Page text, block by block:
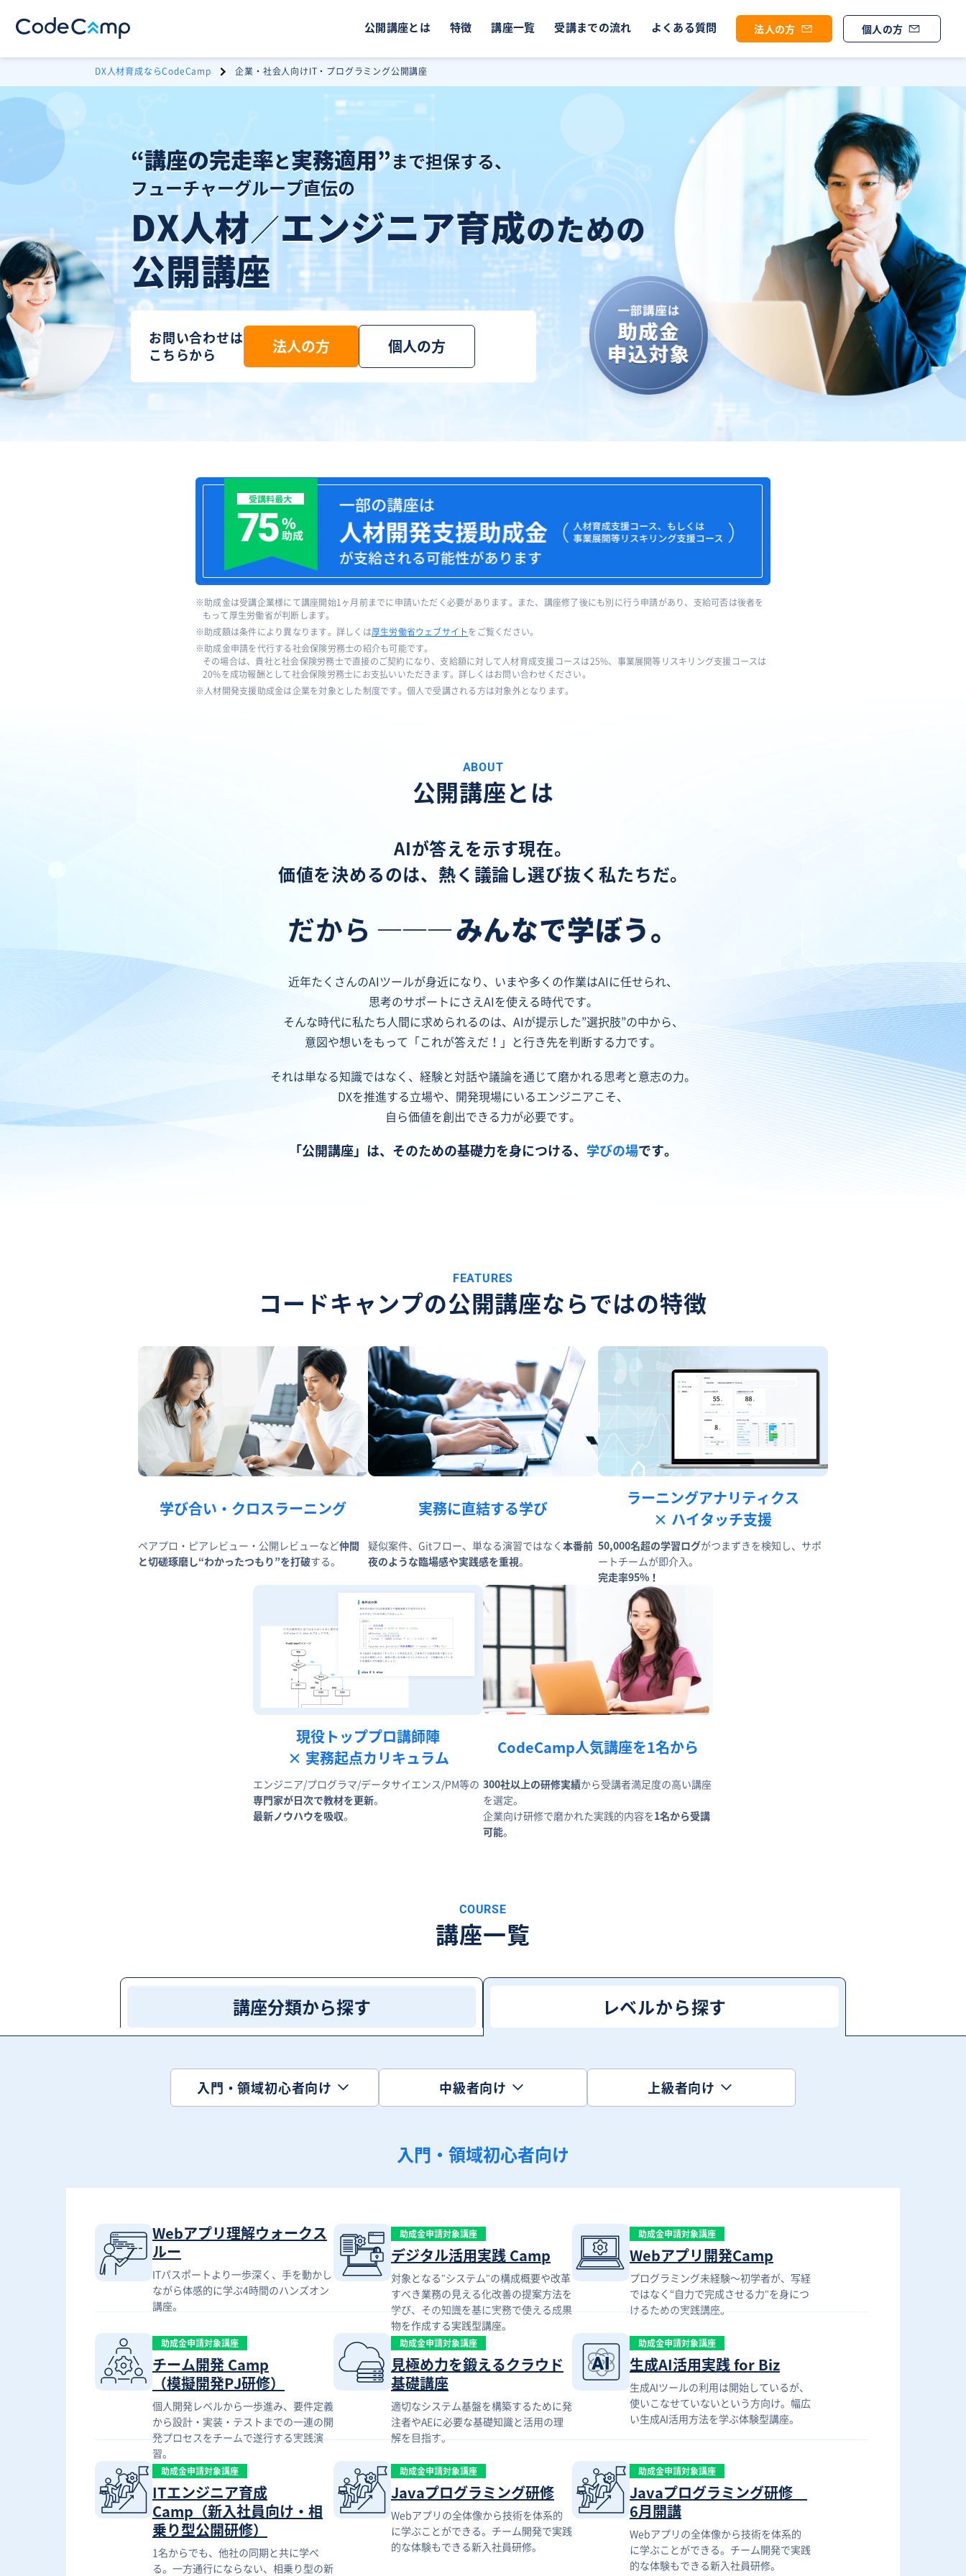
公開講座とは 特徴 講座一覧 受講までの流れ よくある質問 法人の方 個人の方
DX人材育成ならCodeCamp 企業・社会人向けIT・プログラミング公開講座
“講座の完走率と実務適用”まで担保する、
フューチャーグループ直伝の
DX人材／エンジニア育成のための
公開講座
お問い合わせは
こちらから
法人の方 個人の方
助成金は受講企業様にて講座開始1ヶ月前までに申請いただく必要があります。また、講座修了後にも別に行う申請があり、支給可否は後者を
もって厚生労働省が判断します。
助成額は条件により異なります。詳しくは厚生労働省ウェブサイトをご覧ください。
助成金申請を代行する社会保険労務士の紹介も可能です。
その場合は、貴社と社会保険労務士で直接のご契約になり、支給額に対して人材育成支援コースは25%、事業展開等リスキリング支援コースは
20%を成功報酬として社会保険労務士にお支払いいただきます。詳しくはお問い合わせください。
人材開発支援助成金は企業を対象とした制度です。個人で受講される方は対象外となります。
ABOUT
公開講座とは
AIが答えを示す現在。
価値を決めるのは、熱く議論し選び抜く私たちだ。
だから ―――みんなで学ぼう。
近年たくさんのAIツールが身近になり、いまや多くの作業はAIに任せられ、
思考のサポートにさえAIを使える時代です。
そんな時代に私たち人間に求められるのは、AIが提示した”選択肢”の中から、
意図や想いをもって「これが答えだ！」と行き先を判断する力です。
それは単なる知識ではなく、経験と対話や議論を通じて磨かれる思考と意志の力。
DXを推進する立場や、開発現場にいるエンジニアこそ、
自ら価値を創出できる力が必要です。
「公開講座」は、そのための基礎力を身につける、 学びの場です。
FEATURES
コードキャンプの公開講座ならではの特徴
学び合い・クロスラーニング
ペアプロ・ピアレビュー・公開レビューなど仲間
と切磋琢磨し“わかったつもり”を打破する。
実務に直結する学び
疑似案件、Gitフロー、単なる演習ではなく 本番前
夜のような臨場感や実践感を重視。
ラーニングアナリティクス
× ハイタッチ支援
50,000名超の学習ログがつまずきを検知し、サポ
ートチームが即介入。
完走率95%！
現役トッププロ講師陣
× 実務起点カリキュラム
エンジニア/プログラマ/データサイエンス/PM等の
専門家が日次で教材を更新。
最新ノウハウを吸収。
CodeCamp人気講座を1名から
300社以上の研修実績から受講者満足度の高い講座
を選定。
企業向け研修で磨かれた実践的内容を1名から受講
可能。
COURSE
講座一覧
講座分類から探す レベルから探す
入門・領域初心者向け 中級者向け 上級者向け
入門・領域初心者向け
Webアプリ理解ウォークス
ルー
ITパスポートより一歩深く、手を動かし
ながら体感的に学ぶ4時間のハンズオン
講座。
助成金申請対象講座
デジタル活用実践 Camp
対象となる"システム"の構成概要や改革
すべき業務の見える化改善の提案方法を
学び、その知識を基に実務で使える成果
物を作成する実践型講座。
助成金申請対象講座
Webアプリ開発Camp
プログラミング未経験〜初学者が、写経
ではなく“自力で完成させる力"を身につ
けるための実践講座。
助成金申請対象講座
チーム開発 Camp
（模擬開発PJ研修）
個人開発レベルから一歩進み、要件定義
から設計・実装・テストまでの一連の開
発プロセスをチームで遂行する実践演
習。
助成金申請対象講座
見極め力を鍛えるクラウド
基礎講座
適切なシステム基盤を構築するために発
注者やAEに必要な基礎知識と活用の理
解を目指す。
助成金申請対象講座
生成AI活用実践 for Biz
生成AIツールの利用は開始しているが、
使いこなせていないという方向け。幅広
い生成AI活用方法を学ぶ体験型講座。
助成金申請対象講座
ITエンジニア育成
Camp（新入社員向け・相
乗り型公開研修）
1名からでも、他社の同期と共に学べ
る。一方通行にならない、相乗り型の新
助成金申請対象講座
Javaプログラミング研修
Webアプリの全体像から技術を体系的
に学ぶことができる。チーム開発で実践
的な体験もできる新入社員研修。
助成金申請対象講座
Javaプログラミング研修
6月開講
Webアプリの全体像から技術を体系的
に学ぶことができる。チーム開発で実践
的な体験もできる新入社員研修。